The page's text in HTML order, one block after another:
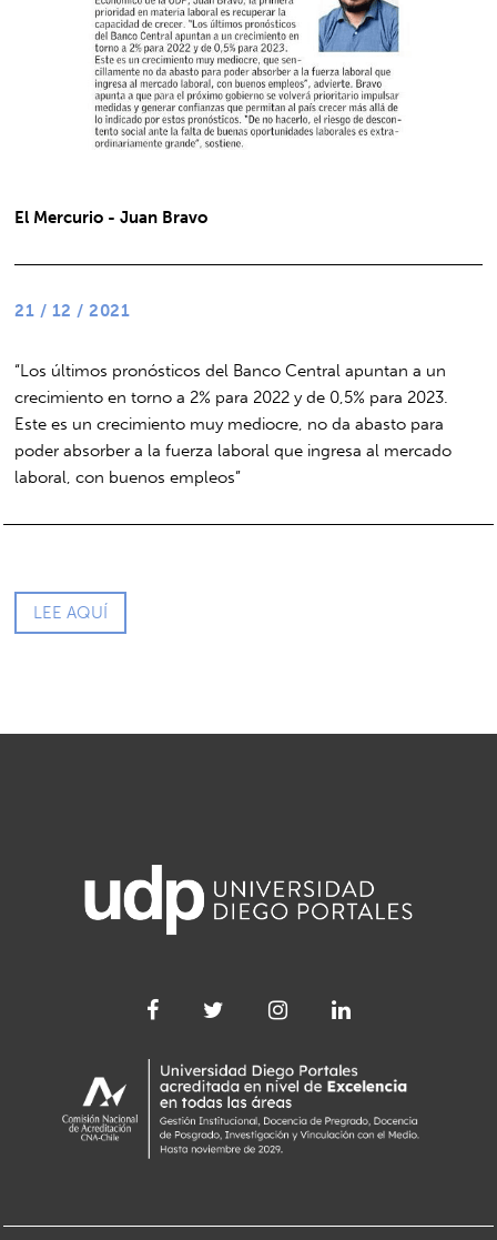
El Mercurio - Juan Bravo
21 / 12 / 2021
“Los últimos pronósticos del Banco Central apuntan a un
crecimiento en torno a 2% para 2022 y de 0,5% para 2023.
Este es un crecimiento muy mediocre, no da abasto para
poder absorber a la fuerza laboral que ingresa al mercado
laboral, con buenos empleos”
LEE AQUÍ